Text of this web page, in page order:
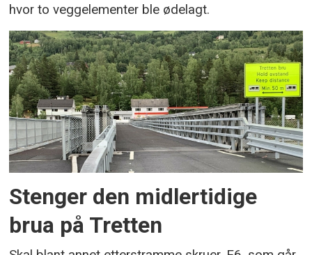
hvor to veggelementer ble ødelagt.
Stenger den midlertidige
brua på Tretten